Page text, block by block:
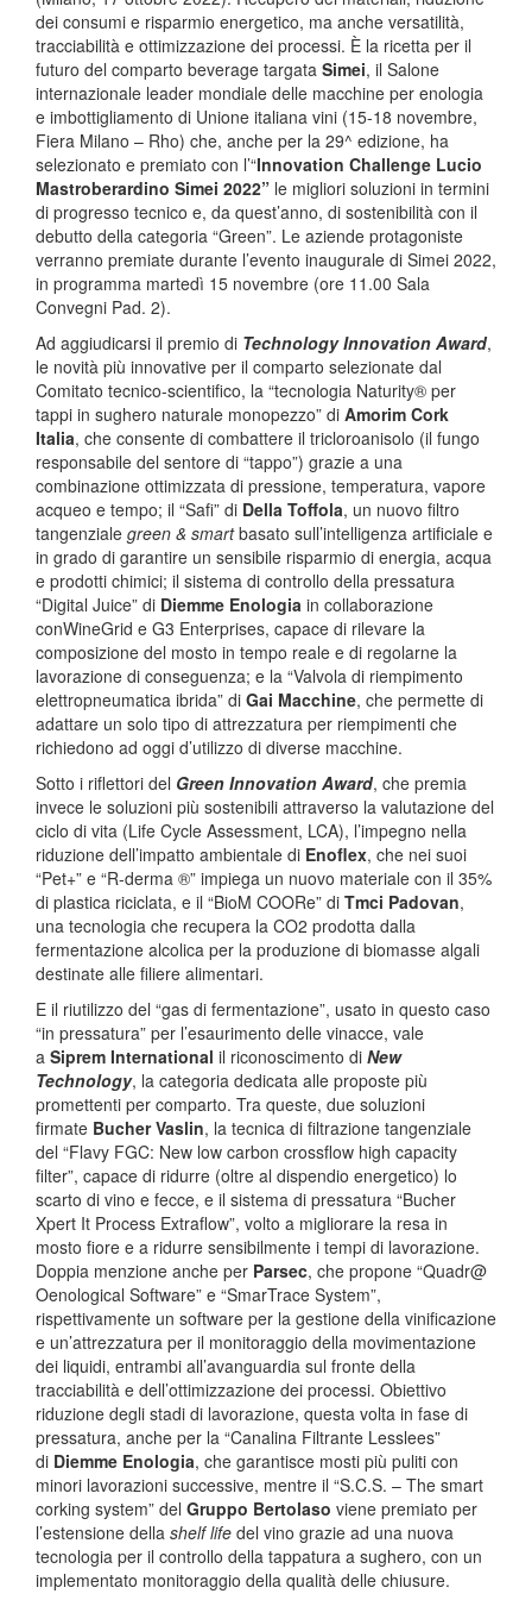
dei consumi e risparmio energetico, ma anche versatilità,
tracciabilità e ottimizzazione dei processi. È la ricetta per il
futuro del comparto beverage targata Simei, il Salone
internazionale leader mondiale delle macchine per enologia
e imbottigliamento di Unione italiana vini (15-18 novembre,
Fiera Milano – Rho) che, anche per la 29^ edizione, ha
selezionato e premiato con l’“Innovation Challenge Lucio
Mastroberardino Simei 2022” le migliori soluzioni in termini
di progresso tecnico e, da quest’anno, di sostenibilità con il
debutto della categoria “Green”. Le aziende protagoniste
verranno premiate durante l’evento inaugurale di Simei 2022,
in programma martedì 15 novembre (ore 11.00 Sala
Convegni Pad. 2).
Ad aggiudicarsi il premio di Technology Innovation Award,
le novità più innovative per il comparto selezionate dal
Comitato tecnico-scientifico, la “tecnologia Naturity® per
tappi in sughero naturale monopezzo” di Amorim Cork
Italia, che consente di combattere il tricloroanisolo (il fungo
responsabile del sentore di “tappo”) grazie a una
combinazione ottimizzata di pressione, temperatura, vapore
acqueo e tempo; il “Safi” di Della Toffola, un nuovo filtro
tangenziale green & smartbasato sull’intelligenza artificiale e
in grado di garantire un sensibile risparmio di energia, acqua
e prodotti chimici; il sistema di controllo della pressatura
“Digital Juice” di Diemme Enologia in collaborazione
conWineGrid e G3 Enterprises, capace di rilevare la
composizione del mosto in tempo reale e di regolarne la
lavorazione di conseguenza; e la “Valvola di riempimento
elettropneumatica ibrida” di Gai Macchine, che permette di
adattare un solo tipo di attrezzatura per riempimenti che
richiedono ad oggi d’utilizzo di diverse macchine.
Sotto i riflettori del Green Innovation Award, che premia
invece le soluzioni più sostenibili attraverso la valutazione del
ciclo di vita (Life Cycle Assessment, LCA), l’impegno nella
riduzione dell’impatto ambientale di Enoflex, che nei suoi
“Pet+” e “R-derma ®” impiega un nuovo materiale con il 35%
di plastica riciclata, e il “BioM COORe” di Tmci Padovan,
una tecnologia che recupera la CO2 prodotta dalla
fermentazione alcolica per la produzione di biomasse algali
destinate alle filiere alimentari.
E il riutilizzo del “gas di fermentazione”, usato in questo caso
“in pressatura” per l’esaurimento delle vinacce, vale
a Siprem International il riconoscimento di New
Technology, la categoria dedicata alle proposte più
promettenti per comparto. Tra queste, due soluzioni
firmate Bucher Vaslin, la tecnica di filtrazione tangenziale
del “Flavy FGC: New low carbon crossflow high capacity
filter”, capace di ridurre (oltre al dispendio energetico) lo
scarto di vino e fecce, e il sistema di pressatura “Bucher
Xpert It Process Extraflow”, volto a migliorare la resa in
mosto fiore e a ridurre sensibilmente i tempi di lavorazione.
Doppia menzione anche per Parsec, che propone “Quadr@
Oenological Software” e “SmarTrace System”,
rispettivamente un software per la gestione della vinificazione
e un’attrezzatura per il monitoraggio della movimentazione
dei liquidi, entrambi all’avanguardia sul fronte della
tracciabilità e dell’ottimizzazione dei processi. Obiettivo
riduzione degli stadi di lavorazione, questa volta in fase di
pressatura, anche per la “Canalina Filtrante Lesslees”
di Diemme Enologia, che garantisce mosti più puliti con
minori lavorazioni successive, mentre il “S.C.S. – The smart
corking system” del Gruppo Bertolaso viene premiato per
l’estensione della shelf life del vino grazie ad una nuova
tecnologia per il controllo della tappatura a sughero, con un
implementato monitoraggio della qualità delle chiusure.